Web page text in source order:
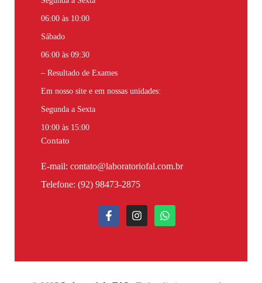
06:00 às 10:00
Sábado
06:00 às 09:30
– Resultado de Exames
Em nosso site e em nossas unidades:
Segunda a Sexta
10:00 às 15:00
Contato
E-mail: contato@laboratoriofal.com.br
Telefone: (92) 98473-2875